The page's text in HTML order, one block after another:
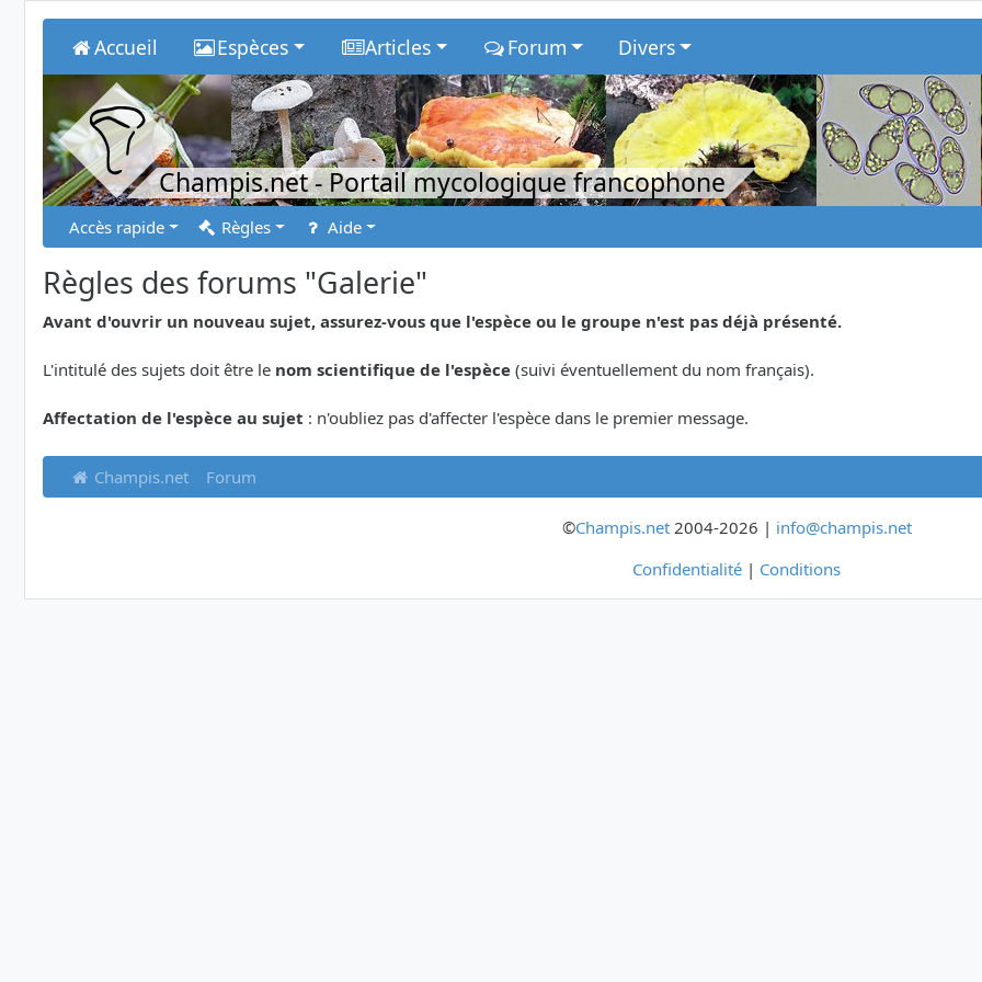
Accueil Espèces Articles Forum Divers
Champis.net- Portail mycologique francophone
Accès rapide Règles Aide
Règles des forums "Galerie"
Avant d'ouvrir un nouveau sujet, assurez-vous que l'espèce ou le groupe n'est pas déjà présenté.
L'intitulé des sujets doit être le nom scientifique de l'espèce (suivi éventuellement du nom français).
Affectation de l'espèce au sujet : n'oubliez pas d'affecter l'espèce dans le premier message.
Champis.net Forum
©Champis.net2004-2026 | info@champis.net
Confidentialité | Conditions